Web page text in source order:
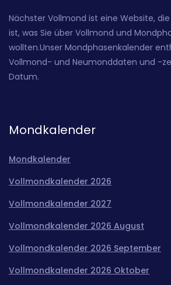
Nächster Vollmond ist eine Website,
ist, was Sie über Vollmond und
wollten.Unser Mondphasenkalender
Vollmond- und Neumonddaten und -
Datum.
Mondkalender
Mondkalender
Vollmondkalender 2026
Vollmondkalender 2027
Vollmondkalender 2026 August
Vollmondkalender 2026 September
Vollmondkalender 2026 Oktober